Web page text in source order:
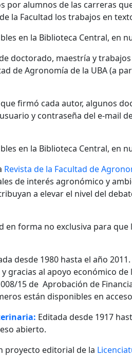
por alumnos de las carreras
la Facultad los trabajos en
en la Biblioteca Central, en
doctorado, maestría y
de Agronomía de la UBA (a
firmó cada autor, algunos
y contraseña del e-mail
en la Biblioteca Central, en
Revista de la Facultad de
de interés agronómico y
a elevar el nivel del
en forma no exclusiva para
desde 1980 hasta el año
gracias al apoyo económico
15 de Aprobación de
están disponibles en
Editada desde 1917
abierto.
proyecto editorial de la